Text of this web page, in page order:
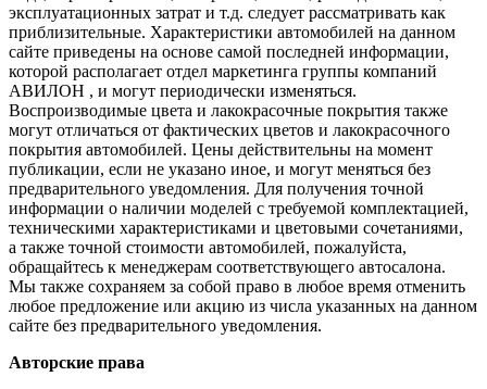
эксплуатационных затрат и т.д. следует рассматривать как
приблизительные. Характеристики автомобилей на данном
сайте приведены на основе самой последней информации,
которой располагает отдел маркетинга группы компаний
АВИЛОН , и могут периодически изменяться.
Воспроизводимые цвета и лакокрасочные покрытия также
могут отличаться от фактических цветов и лакокрасочного
покрытия автомобилей. Цены действительны на момент
публикации, если не указано иное, и могут меняться без
предварительного уведомления. Для получения точной
информации о наличии моделей с требуемой комплектацией,
техническими характеристиками и цветовыми сочетаниями,
а также точной стоимости автомобилей, пожалуйста,
обращайтесь к менеджерам соответствующего автосалона.
Мы также сохраняем за собой право в любое время отменить
любое предложение или акцию из числа указанных на данном
сайте без предварительного уведомления.
Авторские права